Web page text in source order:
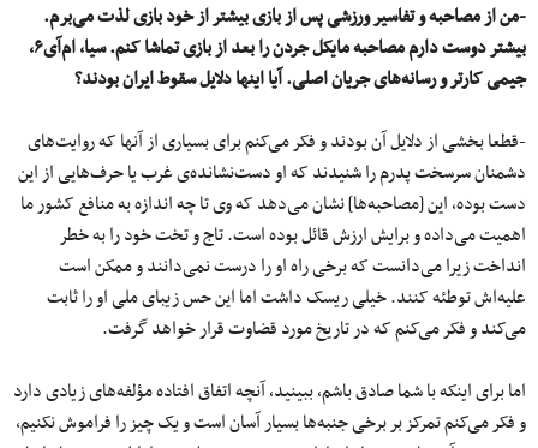
-من از مصاحبه و تفاسیر ورزشی پس از بازی بیشتر از خود بازی لذت می‌برم.
بیشتر دوست دارم مصاحبه مایکل جردن را بعد از بازی تماشا کنم. سیا، ام‌آی۶،
جیمی کارتر و رسانه‌های جریان اصلی. آیا اینها دلایل سقوط ایران بودند؟
-قطعا بخشی از دلایل آن بودند و فکر می‌کنم برای بسیاری از آنها که روایت‌های
دشمنان سرسخت پدرم را شنیدند که او دست‌نشانده‌ی غرب یا حرف‌هایی از این
دست بوده، این [مصاحبه‌ها] نشان می‌دهد که وی تا چه اندازه به منافع کشور ما
اهمیت می‌داده و برایش ارزش قائل بوده است. تاج و تخت خود را به خطر
انداخت زیرا می‌دانست که برخی راه او را درست نمی‌دانند و ممکن است
علیه‌اش توطئه کنند. خیلی ریسک داشت اما این حس زیبای ملی او را ثابت
می‌کند و فکر می‌کنم که در تاریخ مورد قضاوت قرار خواهد گرفت.
اما برای اینکه با شما صادق باشم، ببینید، آنچه اتفاق افتاده مؤلفه‌های زیادی دارد
و فکر می‌کنم تمرکز بر برخی جنبه‌ها بسیار آسان است و یک چیز را فراموش نکنیم،